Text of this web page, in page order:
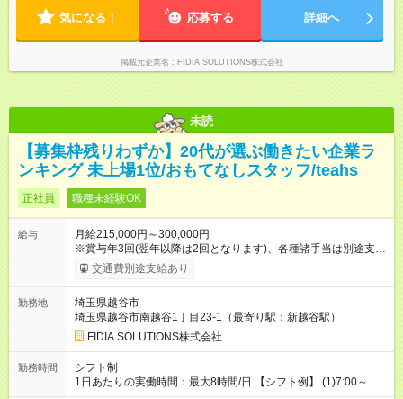
気になる！ 応募する 詳細へ
掲載元企業名 FIDIA SOLUTIONS株式会社
未読
【募集枠残りわずか】20代が選ぶ働きたい企業ラ
ンキング 未上場1位/おもてなしスタッフ/teahs
正社員 職種未経験OK
給与
月給215,000円～300,000円
※賞与年3回(翌年以降は2回となります)、各種諸手当は別途支
給！ ※能力・スキルを考慮し、ご相談の上で決定します。 【試
用期間】試用期間なし
交通費別途支給あり
勤務地
埼玉県越谷市
埼玉県越谷市南越谷1丁目23-1（最寄り駅：新越谷駅）
FIDIA SOLUTIONS株式会社
勤務時間
シフト制
1日あたりの実働時間：最大8時間/日 【シフト例】 (1)7:00～
16:00 (2)8:00～17:00 (3)13:00～22:00 (4)14:00～23:00